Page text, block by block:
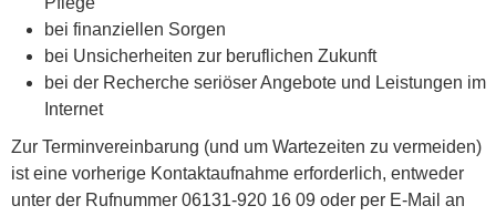
bei finanziellen Sorgen
bei Unsicherheiten zur beruflichen Zukunft
bei der Recherche seriöser Angebote und Leistungen im
Internet
Zur Terminvereinbarung (und um Wartezeiten zu vermeiden)
ist eine vorherige Kontaktaufnahme erforderlich, entweder
unter der Rufnummer 06131-920 16 09 oder per E-Mail an